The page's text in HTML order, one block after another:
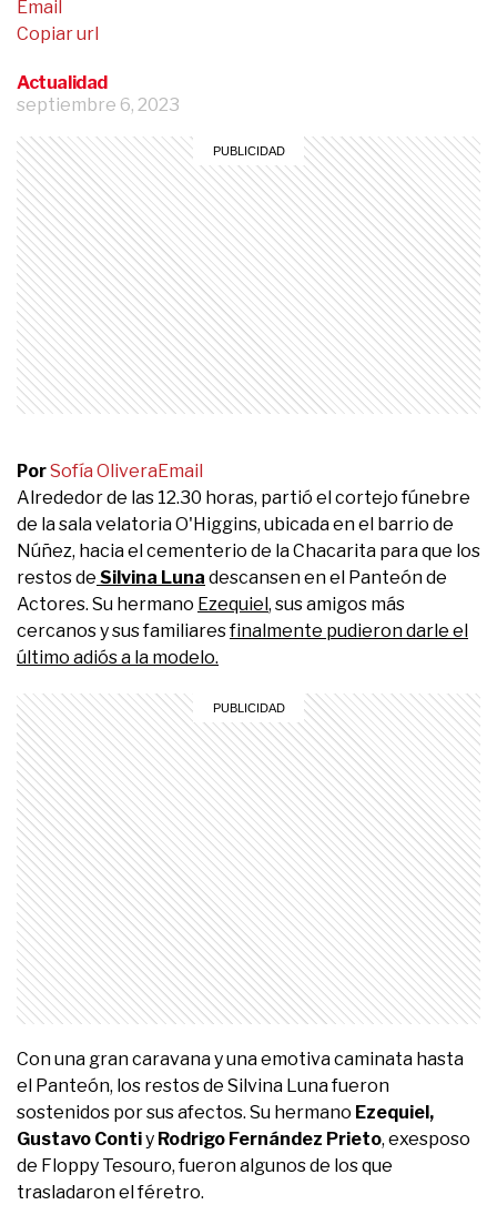
Actualidad
septiembre 6, 2023
Email
Copiar url
PorSofía OliveraEmail
Alrededor de las 12.30 horas, partió el cortejo fúnebre
de la sala velatoria O'Higgins, ubicada en el barrio de
Núñez, hacia el cementerio de la Chacarita para que los
restos de Silvina Luna descansen en el Panteón de
Actores. Su hermano Ezequiel, sus amigos más
cercanos y sus familiaresfinalmente pudieron darle el
último adiós a la modelo.
Con una gran caravana y una emotiva caminata hasta
el Panteón, los restos de Silvina Luna fueron
sostenidos por sus afectos. Su hermano Ezequiel,
Gustavo Contiy Rodrigo Fernández Prieto, exesposo
de Floppy Tesouro, fueron algunos de los que
trasladaron el féretro.